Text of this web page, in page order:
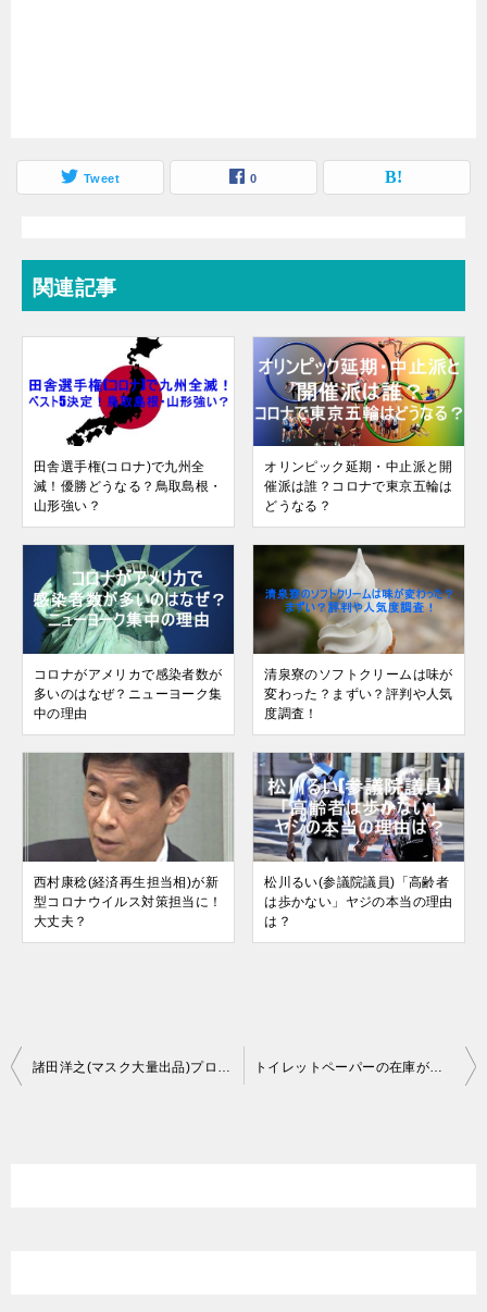
Tweet 0
関連記事
田舎選手権(コロナ)で九州全
滅！優勝どうなる？鳥取島根・
山形強い？
オリンピック延期・中止派と開
催派は誰？コロナで東京五輪は
どうなる？
コロナがアメリカで感染者数が
多いのはなぜ？ニューヨーク集
中の理由
清泉寮のソフトクリームは味が
変わった？まずい？評判や人気
度調査！
西村康稔(経済再生担当相)が新
型コロナウイルス対策担当に！
大丈夫？
松川るい(参議院議員)「高齢者
は歩かない」ヤジの本当の理由
は？
投
諸田洋之(マスク大量出品)プロフィール！静岡県焼津市議員の学歴は？ トイレットペーパーの在庫があるのに店頭に並ばないのはなぜ？理由は？